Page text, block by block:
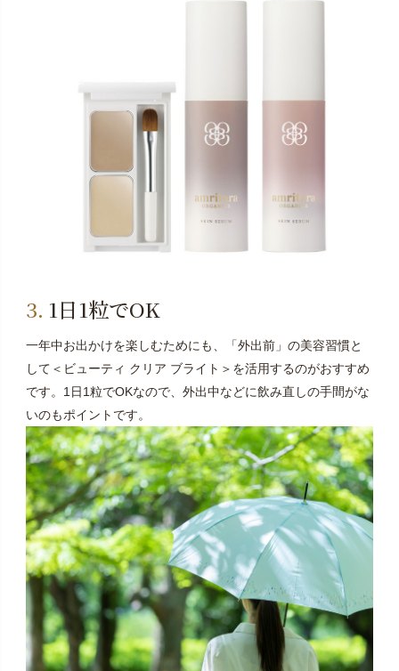
1日1粒でOK
一年中お出かけを楽しむためにも、「外出前」の美容習慣と
して＜ビューティ クリア ブライト＞を活用するのがおすすめ
です。1日1粒でOKなので、外出中などに飲み直しの手間がな
いのもポイントです。